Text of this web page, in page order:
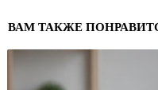
ВАМ ТАКЖЕ